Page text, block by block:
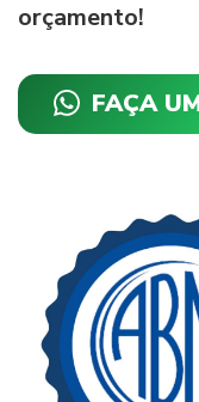
orçamento!
FAÇA